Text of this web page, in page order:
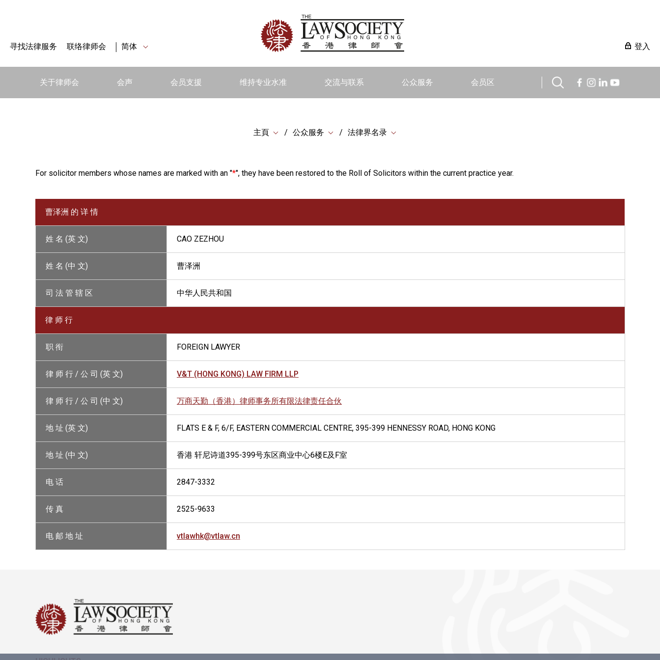
寻找法律服务 联络律师会 简体 登入
关于律师会 会声 会员支援 维持专业水准 交流与联系 公众服务 会员区
主頁 公众服务 法律界名录
For solicitor members whose names are marked with an "*", they have been restored to the Roll of Solicitors within the current practice year.
曹泽洲 的 详 情
姓 名 (英 文) CAO ZEZHOU
姓 名 (中 文) 曹泽洲
司 法 管 辖 区 中华人民共和国
律 师 行
职 衔 FOREIGN LAWYER
律 师 行 / 公 司 (英 文) V&T (HONG KONG) LAW FIRM LLP
律 师 行 / 公 司 (中 文) 万商天勤（香港）律师事务所有限法律责任合伙
地 址 (英 文) FLATS E & F, 6/F, EASTERN COMMERCIAL CENTRE, 395-399 HENNESSY ROAD, HONG KONG
地 址 (中 文) 香港 轩尼诗道395-399号东区商业中心6楼E及F室
电 话 2847-3332
传 真 2525-9633
电 邮 地 址 vtlawhk@vtlaw.cn